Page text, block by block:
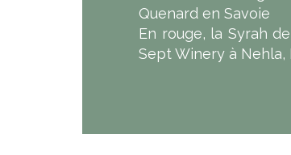
Quenard en Savoie
En rouge, la Syrah
Sept Winery à Nehla,